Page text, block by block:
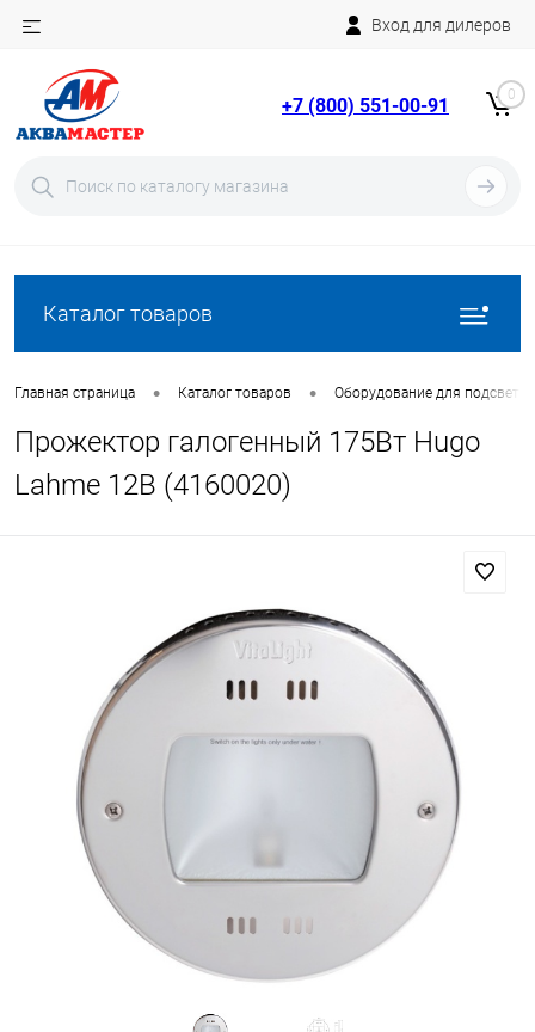
Вход для дилеров
+7 (800) 551-00-91 0
Каталог товаров
Главная страница • Каталог товаров • Оборудование для
Прожектор галогенный 175Вт Hugo
Lahme 12В (4160020)